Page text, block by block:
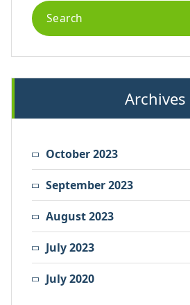
Search
for:
Archives
October 2023
September 2023
August 2023
July 2023
July 2020